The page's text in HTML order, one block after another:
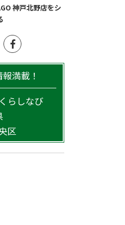
神戸北野店をシ
満載！
らしなび
区